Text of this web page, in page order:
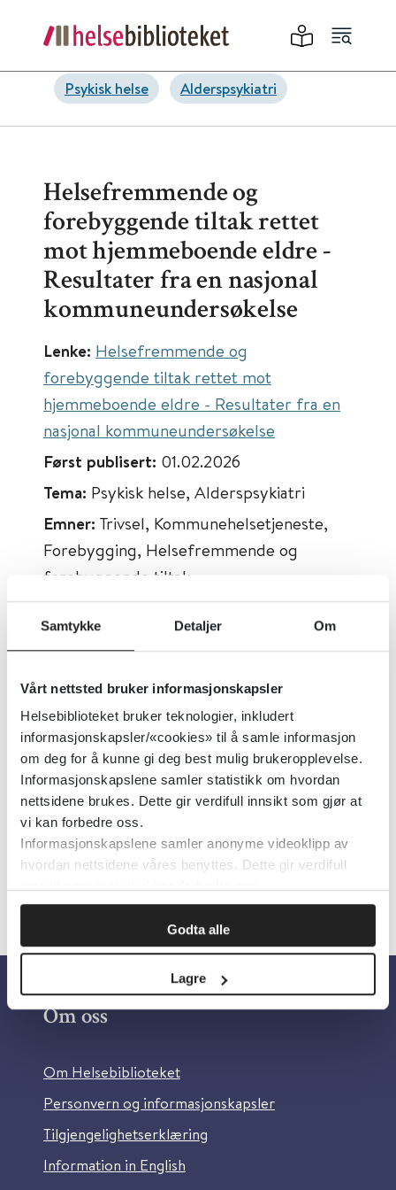
Samtykke Detaljer Om
Vårt nettsted bruker informasjonskapsler
Helsebiblioteket bruker teknologier, inkludert
informasjonskapsler/«cookies» til å samle informasjon
om deg for å kunne gi deg best mulig brukeropplevelse.
Informasjonskapslene samler statistikk om hvordan
nettsidene brukes. Dette gir verdifull innsikt som gjør at
vi kan forbedre oss.
Informasjonskapslene samler anonyme videoklipp av
hvordan nettsidene våres benyttes. Dette gir verdifull
Godta alle
Lagre
Psykisk helse Alderspsykiatri
Helsefremmende og
forebyggende tiltak rettet
mot hjemmeboende eldre -
Resultater fra en nasjonal
kommuneundersøkelse
Lenke: Helsefremmende og
forebyggende tiltak rettet mot
hjemmeboende eldre - Resultater fra en
nasjonal kommuneundersøkelse
Først publisert: 01.02.2026
Tema: Psykisk helse, Alderspsykiatri
Emner: Trivsel, Kommunehelsetjeneste,
Forebygging, Helsefremmende og
forebyggende tiltak
Dokumenttype:Rapporter
Utgiver: Senter for omsorgsforskning
Metabeskrivelse:Hefte som presenterer
tilbud innenfor Friskliv Senior i Hamar
kommune og Rådgivningstjenesten 65+ i
Gjøvik kommune. Relevant for ledere og
planleggere.
Om oss
Om Helsebiblioteket
Personvern og informasjonskapsler
Tilgjengelighetserklæring
Information in English